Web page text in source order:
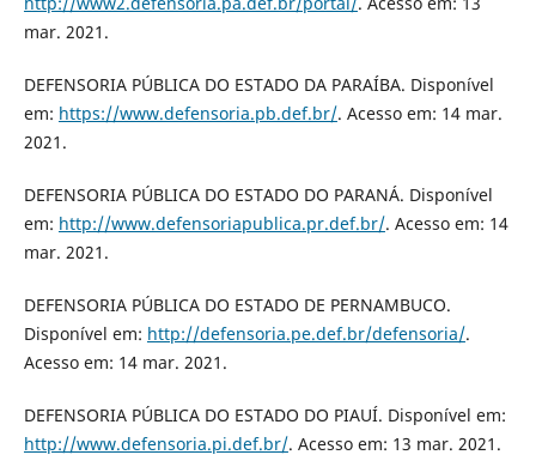
mar. 2021.
DEFENSORIA PÚBLICA DO ESTADO DA PARAÍBA. Disponível
em: https://www.defensoria.pb.def.br/. Acesso em: 14 mar.
2021.
DEFENSORIA PÚBLICA DO ESTADO DO PARANÁ. Disponível
em: http://www.defensoriapublica.pr.def.br/. Acesso em: 14
mar. 2021.
DEFENSORIA PÚBLICA DO ESTADO DE PERNAMBUCO.
Disponível em: http://defensoria.pe.def.br/defensoria/.
Acesso em: 14 mar. 2021.
DEFENSORIA PÚBLICA DO ESTADO DO PIAUÍ. Disponível em:
http://www.defensoria.pi.def.br/. Acesso em: 13 mar. 2021.